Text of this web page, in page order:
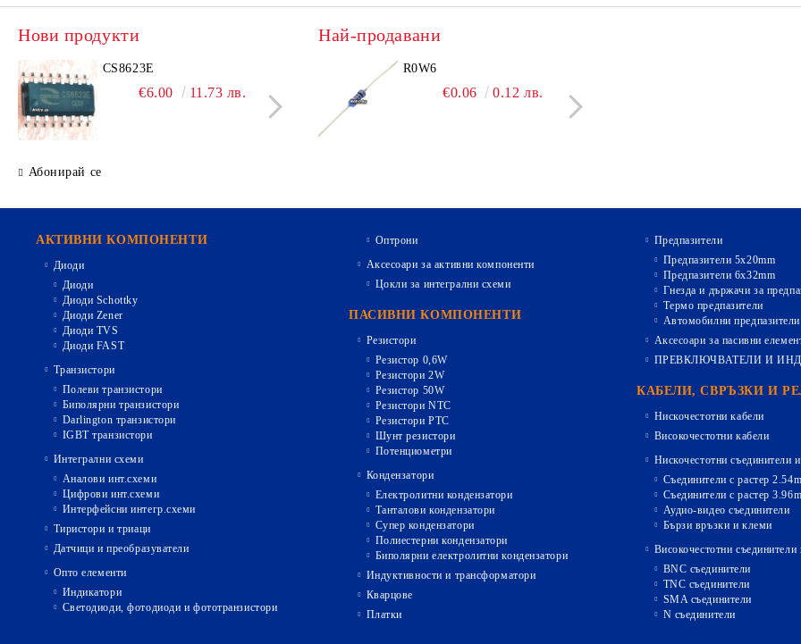
Нови продукти
CS8623E
€6.00 11.73 лв.
IRL2505N
€3.60 7.04 лв.
Абонирай се
Най-продавани
R0W6
€0.06 0.12 лв.
АКТИВНИ КОМПОНЕНТИ
Диоди
Диоди
Диоди Schottky
Диоди Zener
Диоди TVS
Диоди FAST
Транзистори
Полеви транзистори
Биполярни транзистори
Darlington транзистори
IGBT транзистори
Интегрални схеми
Аналови инт.схеми
Цифрови инт.схеми
Интерфейсни интегр.схеми
Тиристори и триаци
Датчици и преобразуватели
Опто елементи
Индикатори
Светодиоди, фотодиоди и фототранзистори
Оптрони
Аксесоари за активни компоненти
Цокли за интегрални схеми
ПАСИВНИ КОМПОНЕНТИ
Резистори
Резистор 0,6W
Резистори 2W
Резистор 50W
Резистори NTC
Резистори PTC
Шунт резистори
Потенциометри
Кондензатори
Електролитни кондензатори
Танталови кондензатори
Супер кондензатори
Полиестерни кондензатори
Биполярни електролитни кондензатори
Индуктивности и трансформатори
Кварцове
Платки
Предпазители
Предпазители 5х20mm
Предпазители 6х32mm
Гнезда и държачи за
Термо предпазители
Автомобилни предпазители
Аксесоари за пасивни
ПРЕВКЛЮЧВАТЕЛИ И
КАБЕЛИ, СВРЪЗКИ И
Нискочестотни кабели
Високочестотни кабели
Нискочестотни съединители
Съединители с растер
Съединители с растер
Аудио-видео съединители
Бързи връзки и клеми
Високочестотни съединители
BNC съединители
TNC съединители
SMA съединители
N съединители